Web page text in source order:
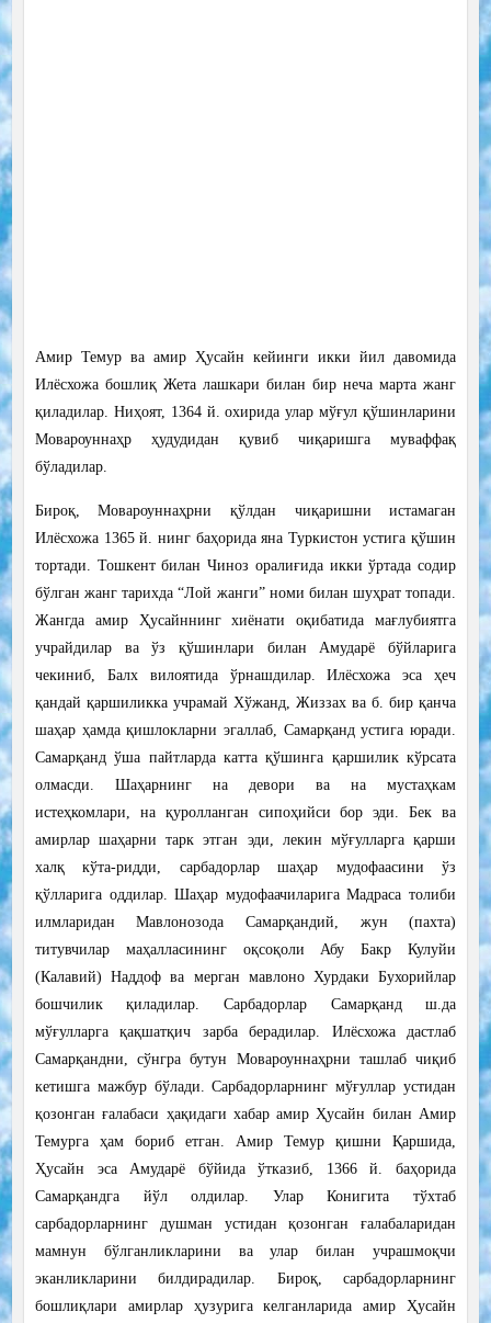
Амир Темур ва амир Ҳусайн кейинги икки йил давомида
Илёсхожа бошлиқ Жета лашкари билан бир неча марта жанг
қиладилар. Ниҳоят, 1364 й. охирида улар мўғул қўшинларини
Мовароуннаҳр ҳудудидан қувиб чиқаришга муваффақ
бўладилар.
Бироқ, Мовароуннаҳрни қўлдан чиқаришни истамаган
Илёсхожа 1365 й. нинг баҳорида яна Туркистон устига қўшин
тортади. Тошкент билан Чиноз оралиғида икки ўртада содир
бўлган жанг тарихда “Лой жанги” номи билан шуҳрат топади.
Жангда амир Ҳусайннинг хиёнати оқибатида мағлубиятга
учрайдилар ва ўз қўшинлари билан Амударё бўйларига
чекиниб, Балх вилоятида ўрнашдилар. Илёсхожа эса ҳеч
қандай қаршиликка учрамай Хўжанд, Жиззах ва б. бир қанча
шаҳар ҳамда қишлокларни эгаллаб, Самарқанд устига юради.
Самарқанд ўша пайтларда катта қўшинга қаршилик кўрсата
олмасди. Шаҳарнинг на девори ва на мустаҳкам
истеҳкомлари, на қуролланган сипоҳийси бор эди. Бек ва
амирлар шаҳарни тарк этган эди, лекин мўғулларга қарши
халқ кўта-ридди, сарбадорлар шаҳар мудофаасини ўз
қўлларига оддилар. Шаҳар мудофаачиларига Мадраса толиби
илмларидан Мавлонозода Самарқандий, жун (пахта)
титувчилар маҳалласининг оқсоқоли Абу Бакр Кулуйи
(Калавий) Наддоф ва мерган мавлоно Хурдаки Бухорийлар
бошчилик қиладилар. Сарбадорлар Самарқанд ш.да
мўғулларга қақшатқич зарба берадилар. Илёсхожа дастлаб
Самарқандни, сўнгра бутун Мовароуннаҳрни ташлаб чиқиб
кетишга мажбур бўлади. Сарбадорларнинг мўғуллар устидан
қозонган ғалабаси ҳақидаги хабар амир Ҳусайн билан Амир
Темурга ҳам бориб етган. Амир Темур қишни Қаршида,
Ҳусайн эса Амударё бўйида ўтказиб, 1366 й. баҳорида
Самарқандга йўл олдилар. Улар Конигита тўхтаб
сарбадорларнинг душман устидан қозонган ғалабаларидан
мамнун бўлганликларини ва улар билан учрашмоқчи
эканликларини билдирадилар. Бироқ, сарбадорларнинг
бошлиқлари амирлар ҳузурига келганларида амир Ҳусайн